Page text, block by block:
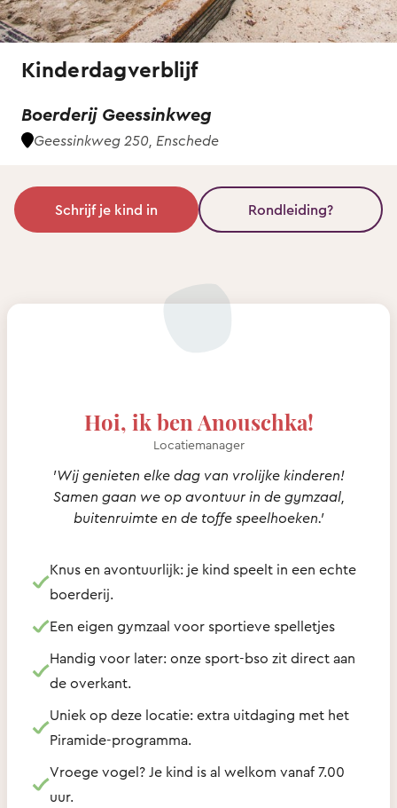
Kinderdagverblijf
Boerderij Geessinkweg
Geessinkweg 250, Enschede
Schrijf je kind in Rondleiding?
Hoi, ik ben Anouschka!
Locatiemanager
'Wij genieten elke dag van vrolijke kinderen!
Samen gaan we op avontuur in de gymzaal,
buitenruimte en de toffe speelhoeken.'
Knus en avontuurlijk: je kind speelt in een echte
boerderij.
Een eigen gymzaal voor sportieve spelletjes
Handig voor later: onze sport-bso zit direct aan
de overkant.
Uniek op deze locatie: extra uitdaging met het
Piramide-programma.
Vroege vogel? Je kind is al welkom vanaf 7.00
uur.